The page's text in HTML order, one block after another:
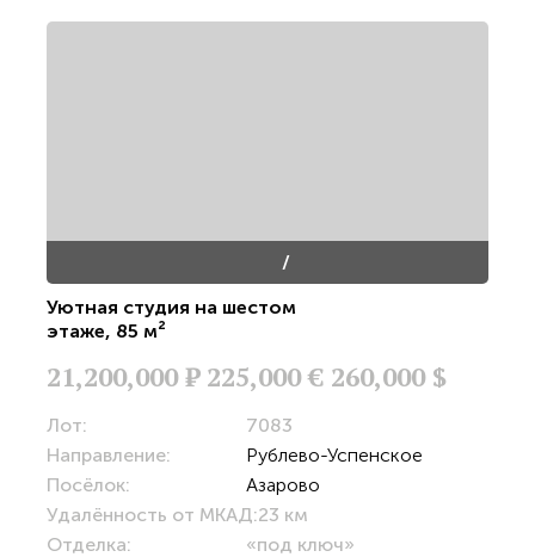
/
Уютная студия на шестом
этаже, 85 м²
21,200,000Р 225,000 € 260,000 $
Лот:
7083
Направление:
Рублево-Успенское
Посёлок:
Азарово
Удалённость от МКАД:23 км
Отделка:
«под ключ»